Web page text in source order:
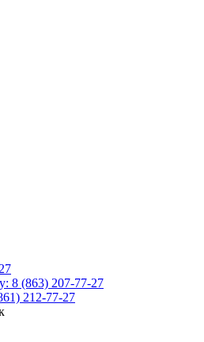
8 (863) 207-77-27
212-77-27